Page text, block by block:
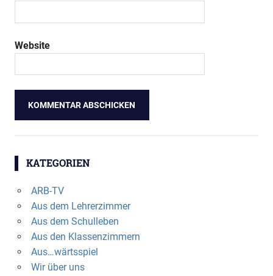
Website
KATEGORIEN
ARB-TV
Aus dem Lehrerzimmer
Aus dem Schulleben
Aus den Klassenzimmern
Aus…wärtsspiel
Wir über uns